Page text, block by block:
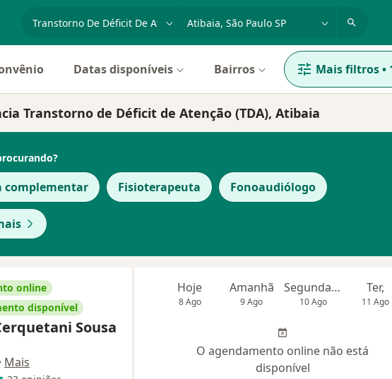
especialidade, doença ou nome
Datas disponíveis Bairros Mais filtros•
Transtorno de Déficit de Atenção (TDA), Atibaia
complementar Fisioterapeuta Fonoaudiólogo
online
disponível
Sousa
· Mais
Hoje
8 Ago
Amanhã
9 Ago
Segunda-feira
10 Ago
Ter,
11 Ago
O agendamento online não está
disponível